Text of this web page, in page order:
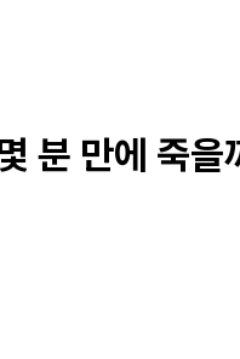
분 만에 죽을